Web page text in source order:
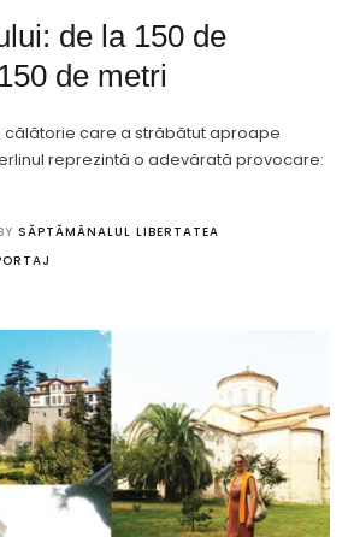
de la 150 de
de metri
călătorie care a străbătut aproape
reprezintă o adevărată provocare:
SĂPTĂMÂNALUL LIBERTATEA